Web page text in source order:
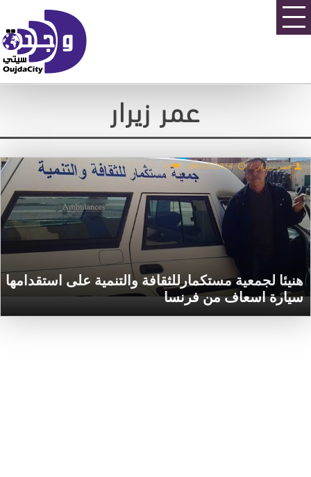
عمر زيرار
هنيئا لجمعية مستكمارللثقافة والتنمية على استقدامها
سيارة اسعاف من فرنسا
عمر زيرار /
08/03/2014
/
0